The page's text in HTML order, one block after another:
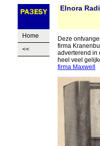
Elnora
Home
<<
Deze
firma
adverterend in
heel veel
firma Maxwell